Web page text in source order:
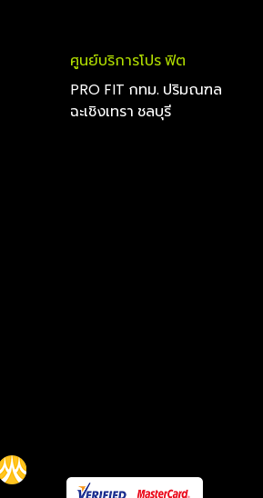
ศูนย์บริการโปร ฟิต
PRO FIT กทม. ปริมณฑล
ฉะเชิงเทรา ชลบุรี